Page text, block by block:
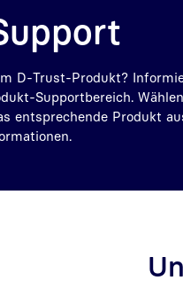
D-Trust-Produkt?
Supportbereich.
entsprechende Produkt